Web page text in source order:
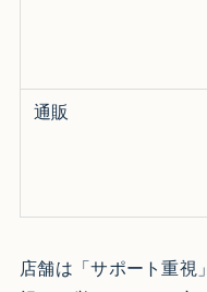
通販
店舗は「サポート重視